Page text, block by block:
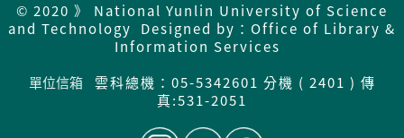
© 2020 》 National Yunlin University of Science
and Technology Designed by：Office of Library &
Information Services
單位信箱
雲科總機：05-5342601 分機 ( 2401 ) 傳
真:531-2051